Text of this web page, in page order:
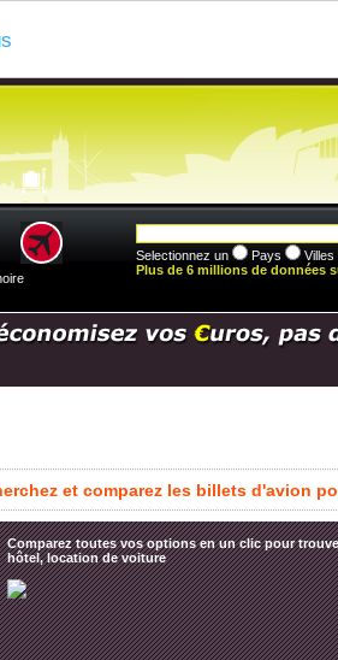
Selectionnez un Pays Villes
Plus de 6 millions de données
et comparez les billets d'avion
Comparez toutes vos options en un clic pour
hôtel, location de voiture